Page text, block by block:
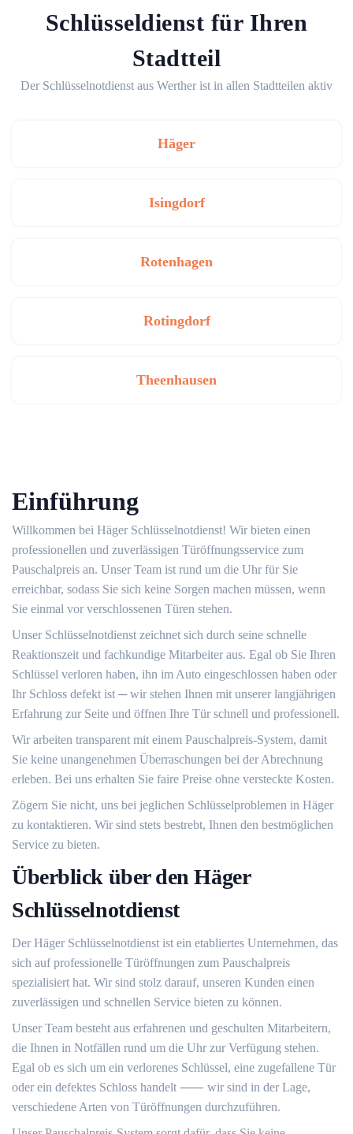
Schlüsseldienst für Ihren
Stadtteil
Der Schlüsselnotdienst aus Werther ist in allen Stadtteilen aktiv
Häger
Isingdorf
Rotenhagen
Rotingdorf
Theenhausen
Einführung
Willkommen bei Häger Schlüsselnotdienst! Wir bieten einen
professionellen und zuverlässigen Türöffnungsservice zum
Pauschalpreis an.​ Unser Team ist rund um die Uhr für Sie
erreichbar, sodass Sie sich keine Sorgen machen müssen, wenn
Sie einmal vor verschlossenen Türen stehen.​
Unser Schlüsselnotdienst zeichnet sich durch seine schnelle
Reaktionszeit und fachkundige Mitarbeiter aus.​ Egal ob Sie Ihren
Schlüssel verloren haben, ihn im Auto eingeschlossen haben oder
Ihr Schloss defekt ist ─ wir stehen Ihnen mit unserer langjährigen
Erfahrung zur Seite und öffnen Ihre Tür schnell und professionell.​
Wir arbeiten transparent mit einem Pauschalpreis-System, damit
Sie keine unangenehmen Überraschungen bei der Abrechnung
erleben.​ Bei uns erhalten Sie faire Preise ohne versteckte Kosten.​
Zögern Sie nicht, uns bei jeglichen Schlüsselproblemen in Häger
zu kontaktieren.​ Wir sind stets bestrebt, Ihnen den bestmöglichen
Service zu bieten.​
Überblick über den Häger
Schlüsselnotdienst
Der Häger Schlüsselnotdienst ist ein etabliertes Unternehmen, das
sich auf professionelle Türöffnungen zum Pauschalpreis
spezialisiert hat.​ Wir sind stolz darauf, unseren Kunden einen
zuverlässigen und schnellen Service bieten zu können.​
Unser Team besteht aus erfahrenen und geschulten Mitarbeitern,
die Ihnen in Notfällen rund um die Uhr zur Verfügung stehen.​
Egal ob es sich um ein verlorenes Schlüssel, eine zugefallene Tür
oder ein defektes Schloss handelt ⸺ wir sind in der Lage,
verschiedene Arten von Türöffnungen durchzuführen.​